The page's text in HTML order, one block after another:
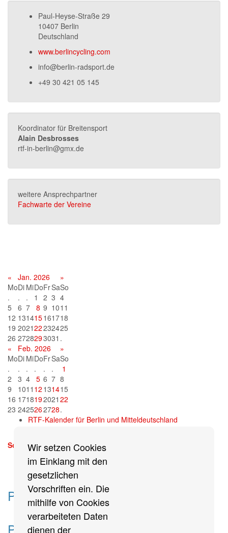
Wir setzen Cookies
im Einklang mit den
gesetzlichen
Vorschriften ein. Die
mithilfe von Cookies
verarbeiteten Daten
dienen der
Paul-Heyse-Straße 29
10407 Berlin
Deutschland
www.berlincycling.com
info@berlin-radsport.de
+49 30 421 05 145
Koordinator für Breitensport
Alain Desbrosses
rtf-in-berlin@gmx.de
weitere Ansprechpartner
Fachwarte der Vereine
« Jan. 2026
»
MoDi MiDoFrSaSo
.
. . 1 2 3 4
5
6 7 8 9 1011
12 131415161718
19 202122232425
26 2728293031 .
«
Feb. 2026
»
MoDi MiDoFrSaSo
.
. . . . .
1
2
3 4 5 6 7 8
9
1011 12 131415
16 1718192021 22
23 2425262728.
RTF-Kalender für Berlin und Mitteldeutschland
Sonntag, 13. September 2026
Partner des Breitensports
Partner von BRV-Breitensport.de